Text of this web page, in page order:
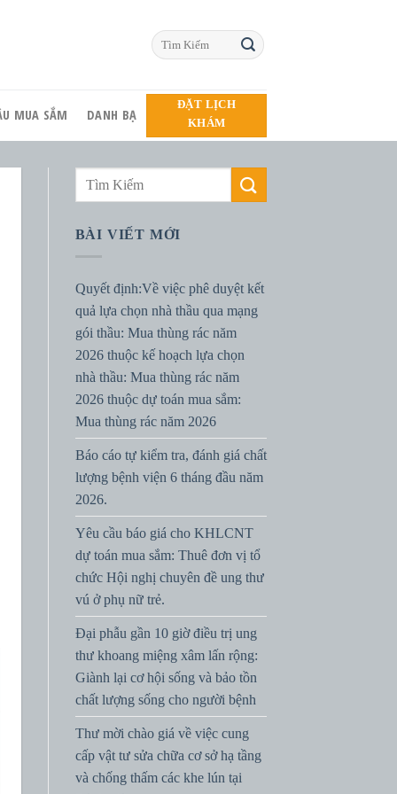
MUA SẮM DANH BẠ
ĐẶT LỊCH
KHÁM
BÀI VIẾT MỚI
Quyết định:Về việc phê duyệt kết
quả lựa chọn nhà thầu qua mạng
gói thầu: Mua thùng rác năm
2026 thuộc kế hoạch lựa chọn
nhà thầu: Mua thùng rác năm
2026 thuộc dự toán mua sắm:
Mua thùng rác năm 2026
Báo cáo tự kiểm tra, đánh giá chất
lượng bệnh viện 6 tháng đầu năm
2026.
Yêu cầu báo giá cho KHLCNT
dự toán mua sắm: Thuê đơn vị tổ
chức Hội nghị chuyên đề ung thư
vú ở phụ nữ trẻ.
Đại phẫu gần 10 giờ điều trị ung
thư khoang miệng xâm lấn rộng:
Giành lại cơ hội sống và bảo tồn
chất lượng sống cho người bệnh
Thư mời chào giá về việc cung
cấp vật tư sửa chữa cơ sở hạ tầng
và chống thấm các khe lún tại